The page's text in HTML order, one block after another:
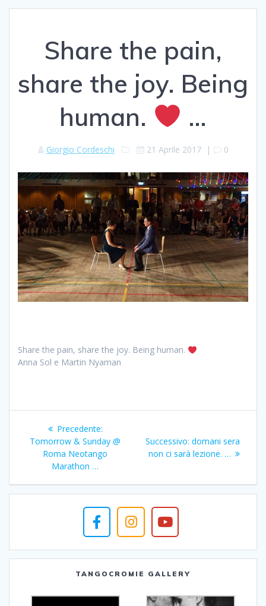
Share the pain,
share the joy. Being
human.
…
Giorgio Cordeschi 21 Aprile 2017| 0
Share the pain, share the joy. Being human.
Anna Sol e Martin Nyaman
Navigazione
articoli
Precedente:Articolo
precedente:
Tomorrow & Sunday @
Roma Neotango
Marathon …
Successivo: Articolo
successivo:
domani sera
non ci sarà lezione. …
TANGOCROMIE GALLERY